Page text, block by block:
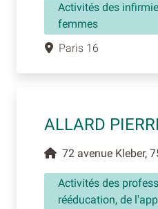
Activités des
femmes
Paris 16
ALLARD
72 avenue Kleber,
Activités des
rééducation, de